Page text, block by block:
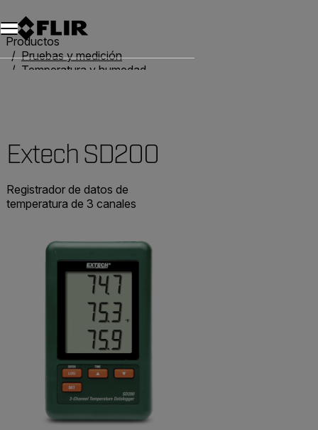
Productos
Pruebas y medición
Temperatura y humedad
Extech SD200
Registrador de datos de
temperatura de 3 canales